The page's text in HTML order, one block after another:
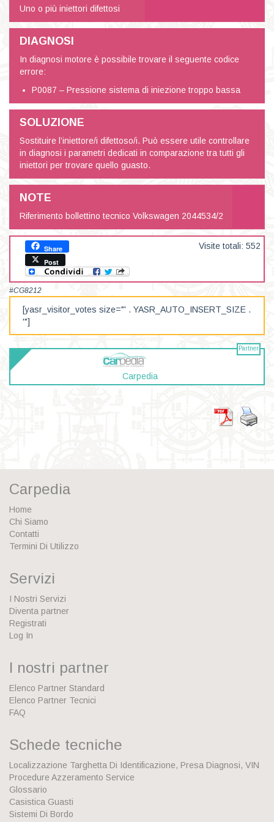
Uno o più iniettori difettosi
DIAGNOSI
In diagnosi motore è possibile trovare il seguente codice
errore:
P0087 – Pressione sistema di iniezione troppo bassa
SOLUZIONE
Sostituire l’iniettore/i difettoso/i. Può essere utile controllare
in diagnosi i parametri dedicati in comparazione tra tutti gli
iniettori per trovare quello guasto.
NOTE
Riferimento bollettino tecnico Volkswagen 2044534/2
Share
Post
Visite totali: 552
#CG8212
[yasr_visitor_votes size="' . YASR_AUTO_INSERT_SIZE .
'"]
Partner
Carpedia
Carpedia
Home
Chi Siamo
Contatti
Termini Di Utilizzo
Servizi
I Nostri Servizi
Diventa partner
Registrati
Log In
I nostri partner
Elenco Partner Standard
Elenco Partner Tecnici
FAQ
Schede tecniche
Localizzazione Targhetta Di Identificazione, Presa Diagnosi, VIN
Procedure Azzeramento Service
Glossario
Casistica Guasti
Sistemi Di Bordo